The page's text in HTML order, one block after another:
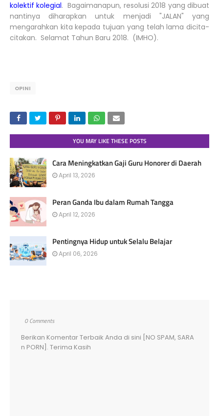
kolektif kolegial. Bagaimanapun, resolusi 2018 yang dibuat
nantinya diharapkan untuk menjadi "JALAN" yang
mengarahkan kita kepada tujuan yang telah lama dicita-
citakan. Selamat Tahun Baru 2018. (IMHO).
OPINI
YOU MAY LIKE THESE POSTS
Cara Meningkatkan Gaji Guru Honorer di Daerah
April 13, 2026
Peran Ganda Ibu dalam Rumah Tangga
April 12, 2026
Pentingnya Hidup untuk Selalu Belajar
April 06, 2026
0 Comments
Berikan Komentar Terbaik Anda di sini [NO SPAM, SARA
n PORN]. Terima Kasih